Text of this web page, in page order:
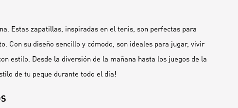
Estas zapatillas, inspiradas en el tenis, son perfectas para
Con su diseño sencillo y cómodo, son ideales para jugar, vivir
estilo. Desde la diversión de la mañana hasta los juegos de la
de tu peque durante todo el día!